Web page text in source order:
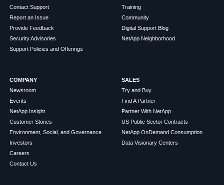
Contact Support
Report an Issue
Provide Feedback
Security Advisories
Support Policies and Offerings
Training
Community
Digital Support Blog
NetApp Neighborhood
COMPANY
Newsroom
Events
NetApp Insight
Customer Stories
Environment, Social, and Governance
Investors
Careers
Contact Us
SALES
Try and Buy
Find A Partner
Partner With NetApp
US Public Sector Contracts
NetApp OnDemand Consumption
Data Visionary Centers